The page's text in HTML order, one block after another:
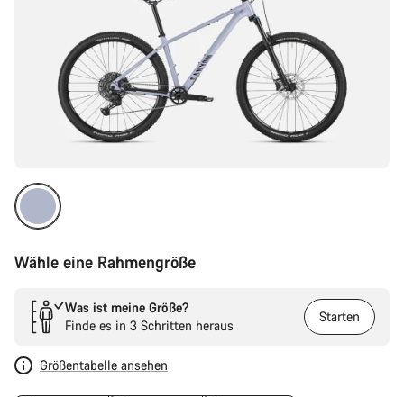
Wähle eine Rahmengröße
Was ist meine Größe?
Finde es in 3 Schritten heraus
Starten
Größentabelle ansehen